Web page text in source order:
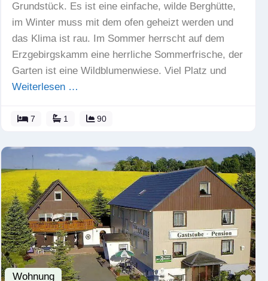
Grundstück. Es ist eine einfache, wilde Berghütte,
im Winter muss mit dem ofen geheizt werden und
das Klima ist rau. Im Sommer herrscht auf dem
Erzgebirgskamm eine herrliche Sommerfrische, der
Garten ist eine Wildblumenwiese. Viel Platz und
Weiterlesen …
7 1 90
Wohnung